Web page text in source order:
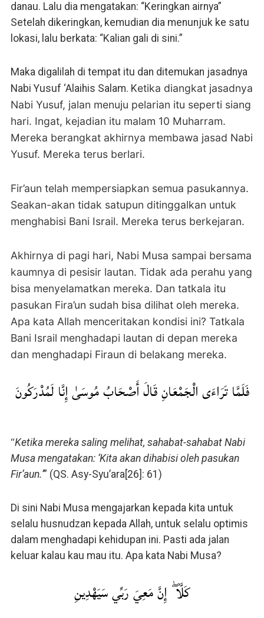
danau. Lalu dia mengatakan: “Keringkan airnya”
Setelah dikeringkan, kemudian dia menunjuk ke satu
lokasi, lalu berkata: “Kalian gali di sini.”
Maka digalilah di tempat itu dan ditemukan jasadnya
Nabi Yusuf ‘Alaihis Salam. Ketika diangkat jasadnya
Nabi Yusuf, jalan menuju pelarian itu seperti siang
hari. Ingat, kejadian itu malam 10 Muharram.
Mereka berangkat akhirnya membawa jasad Nabi
Yusuf. Mereka terus berlari.
Fir’aun telah mempersiapkan semua pasukannya.
Seakan-akan tidak satupun ditinggalkan untuk
menghabisi Bani Israil. Mereka terus berkejaran.
Akhirnya di pagi hari, Nabi Musa sampai bersama
kaumnya di pesisir lautan. Tidak ada perahu yang
bisa menyelamatkan mereka. Dan tatkala itu
pasukan Fira’un sudah bisa dilihat oleh mereka.
Apa kata Allah menceritakan kondisi ini? Tatkala
Bani Israil menghadapi lautan di depan mereka
dan menghadapi Firaun di belakang mereka.
فَلَمَّا تَرَاءَى الْجَمْعَانِ قَالَ أَصْحَابُ مُوسَىٰ إِنَّا لَمُدْرَكُونَ
“Ketika mereka saling melihat, sahabat-sahabat Nabi
Musa mengatakan: ‘Kita akan dihabisi oleh pasukan
Fir’aun.’” (QS. Asy-Syu’ara[26]: 61)
Di sini Nabi Musa mengajarkan kepada kita untuk
selalu husnudzan kepada Allah, untuk selalu optimis
dalam menghadapi kehidupan ini. Pasti ada jalan
keluar kalau kau mau itu. Apa kata Nabi Musa?
كَلَّا ۖ إِنَّ مَعِيَ رَبِّي سَيَهْدِينِ